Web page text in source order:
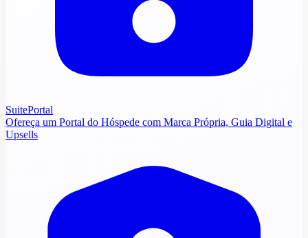
SuitePortal
Ofereça um Portal do Hóspede com Marca Própria, Guia Digital e
Upsells